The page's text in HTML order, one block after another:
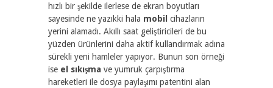
hızlı bir şekilde ilerlese de ekran boyutları
sayesinde ne yazıkki hala mobil cihazların
yerini alamadı. Akıllı saat geliştiricileri de bu
yüzden ürünlerini daha aktif kullandırmak adına
sürekli yeni hamleler yapıyor. Bunun son örneği
ise el sıkışma ve yumruk çarpıştırma
hareketleri ile dosya paylaşımı patentini alan